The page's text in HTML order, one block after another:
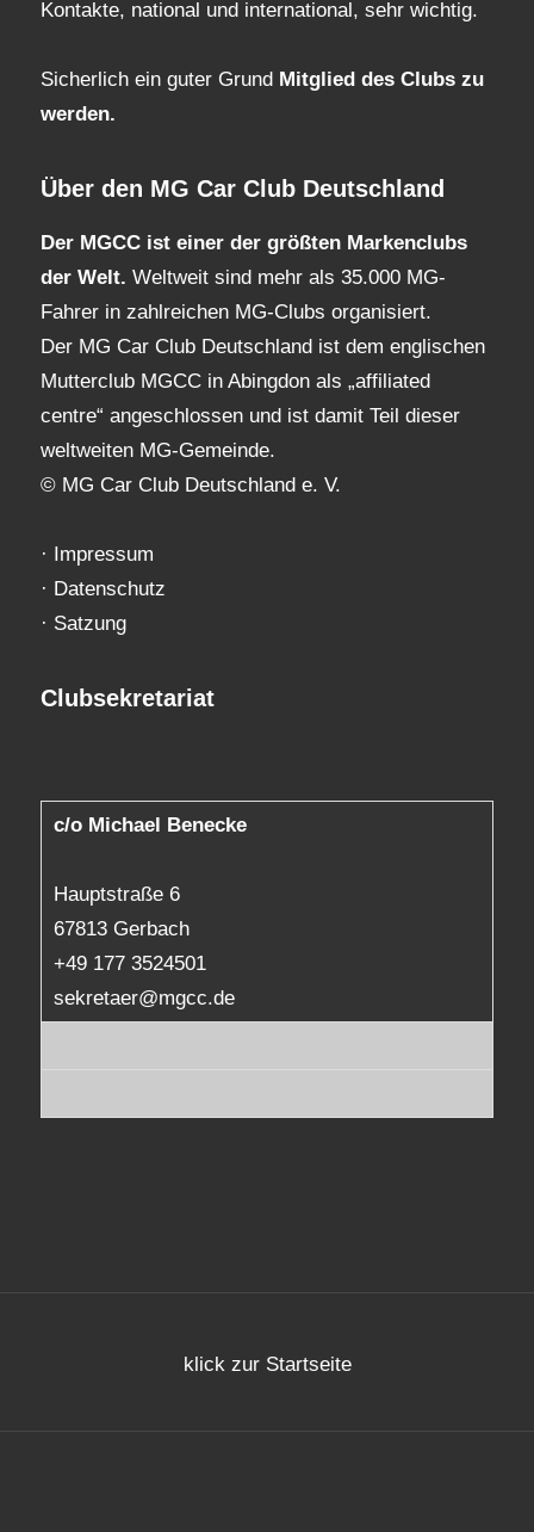
Kontakte, national und international, sehr wichtig.
Sicherlich ein guter Grund Mitglied des Clubs zu
werden.
Über den MG Car Club Deutschland
Der MGCC ist einer der größten Markenclubs
der Welt. Weltweit sind mehr als 35.000 MG-
Fahrer in zahlreichen MG-Clubs organisiert.
Der MG Car Club Deutschland ist dem englischen
Mutterclub MGCC in Abingdon als „affiliated
centre“ angeschlossen und ist damit Teil dieser
weltweiten MG-Gemeinde.
© MG Car Club Deutschland e. V.
·
Impressum
· Datenschutz
· Satzung
Clubsekretariat
c/o Michael Benecke
Hauptstraße 6
67813 Gerbach
+49 177 3524501
sekretaer@mgcc.de
klick zur Startseite